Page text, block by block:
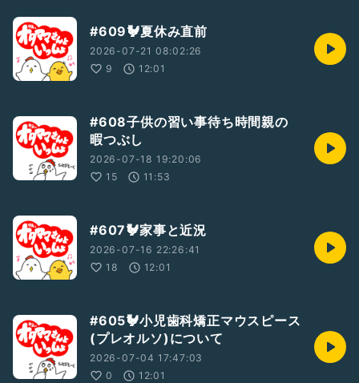
#609🐓夏休み直前
2026-07-21 08:02:26
9
12:01
#608子供の習い事待ち時間親の
暇つぶし
2026-07-18 19:20:06
15
11:53
#607🐓家事と近況
2026-07-16 22:26:41
18
12:01
#605🐓小児歯科矯正マウスピース
(プレオルソ)について
2026-07-04 17:47:03
0
12:01